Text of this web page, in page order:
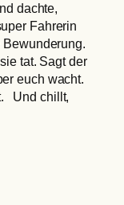
dachte,
Fahrerin
Bewunderung.
tat. Sagt der
euch wacht.
Und chillt,